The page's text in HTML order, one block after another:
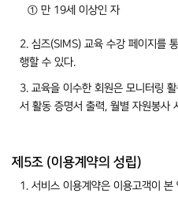
① 만 19세 이상인 자
2. 심즈(SIMS) 교육 수강 페이지를
행할 수 있다.
3. 교육을 이수한 회원은 모니터링
서 활동 증명서 출력, 월별 자원봉사
제5조 (이용계약의 성립)
1. 서비스 이용계약은 이용고객이